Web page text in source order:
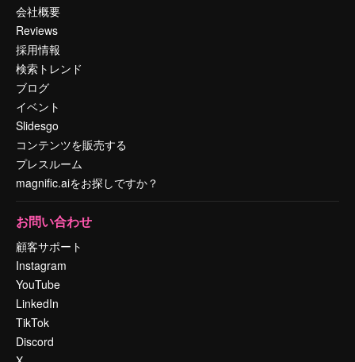
会社概要
Reviews
採用情報
検索トレンド
ブログ
イベント
Slidesgo
コンテンツを販売する
プレスルーム
magnific.aiをお探しですか？
お問い合わせ
顧客サポート
Instagram
YouTube
LinkedIn
TikTok
Discord